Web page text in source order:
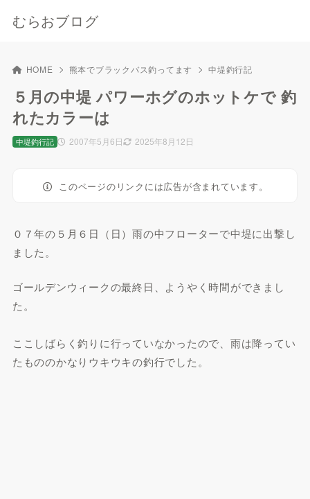
むらおブログ
HOME 熊本でブラックバス釣ってます 中堤釣行記
５月の中堤 パワーホグのホットケで 釣
れたカラーは
2007年5月6日 2025年8月12日
中堤釣行記
このページのリンクには広告が含まれています。
０７年の５月６日（日）雨の中フローターで中堤に出撃し
ました。
ゴールデンウィークの最終日、ようやく時間ができまし
た。
ここしばらく釣りに行っていなかったので、雨は降ってい
たもののかなりウキウキの釣行でした。